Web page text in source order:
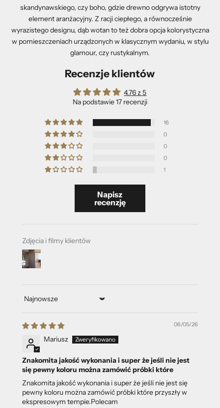
skandynawskiego, czy boho, gdzie drewno odgrywa istotny
element aranżacyjny. Z racji ciepłego, a równocześnie
wyrazistego designu, dąb wotan to też dobra opcja kolorystyczna
w pomieszczeniach urządzonych w klasycznym wydaniu, w stylu
glamour, czy rustykalnym.
Recenzje klientów
4.76 z 5
Na podstawie 17 recenzji
16
0
0
0
1
Napisz
recenzję
Zdjęcia i filmy klientów
Sort by
06/05/26
Mariusz
Znakomita jakość wykonania i super że jeśli nie jest
się pewny koloru można zamówić próbki które
Znakomita jakość wykonania i super że jeśli nie jest się
pewny koloru można zamówić próbki które przyszły w
ekspresowym tempie.Polecam